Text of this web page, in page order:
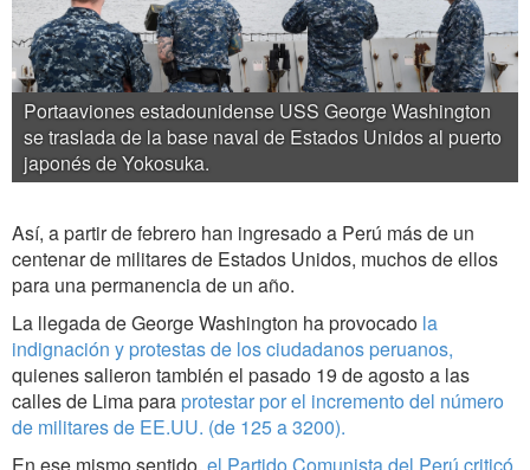
Portaaviones estadounidense USS George Washington
se traslada de la base naval de Estados Unidos al puerto
japonés de Yokosuka.
Así, a partir de febrero han ingresado a Perú más de un
centenar de militares de Estados Unidos, muchos de ellos
para una permanencia de un año.
La llegada de George Washington ha provocado la
indignación y protestas de los ciudadanos peruanos,
quienes salieron también el pasado 19 de agosto a las
calles de Lima para protestar por el incremento del número
de militares de EE.UU. (de 125 a 3200).
En ese mismo sentido, el Partido Comunista del Perú criticó